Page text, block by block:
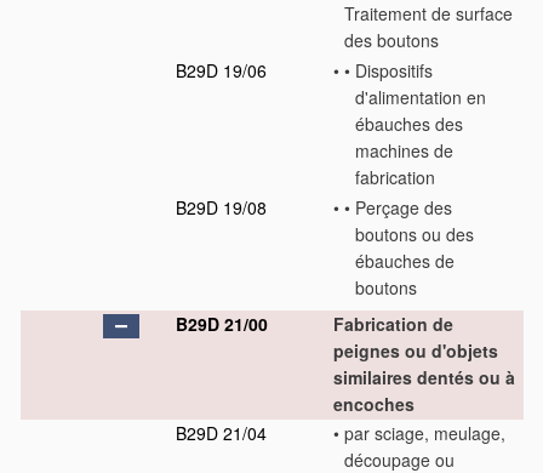
Traitement de surface
des boutons
B29D 19/06
• • Dispositifs
d'alimentation en
ébauches des
machines de
fabrication
B29D 19/08
• • Perçage des
boutons ou des
ébauches de
boutons
B29D 21/00
Fabrication de
peignes ou d'objets
similaires dentés ou à
encoches
B29D 21/04
• par sciage, meulage,
découpage ou